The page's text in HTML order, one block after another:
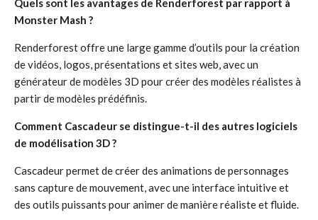
Quels sont les avantages de Renderforest par rapport à
Monster Mash ?
Renderforest offre une large gamme d’outils pour la création
de vidéos, logos, présentations et sites web, avec un
générateur de modèles 3D pour créer des modèles réalistes à
partir de modèles prédéfinis.
Comment Cascadeur se distingue-t-il des autres logiciels
de modélisation 3D ?
Cascadeur permet de créer des animations de personnages
sans capture de mouvement, avec une interface intuitive et
des outils puissants pour animer de manière réaliste et fluide.